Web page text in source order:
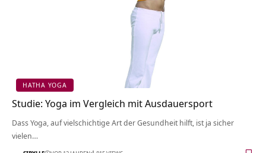
HATHA YOGA
Studie: Yoga im Vergleich mit Ausdauersport
Dass Yoga, auf vielschichtige Art der Gesundheit hilft, ist ja sicher
vielen…